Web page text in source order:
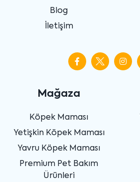
Blog
İletişim
Mağaza
Köpek Maması
Yetişkin Köpek Maması
Yavru Köpek Maması
Premium Pet Bakım
Ürünleri